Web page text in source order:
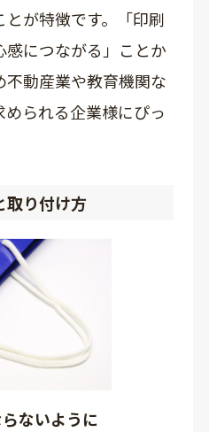
が特徴です。「印刷
につながる」ことか
不動産業や教育機関な
られる企業様にぴっ
取り付け方
ないように